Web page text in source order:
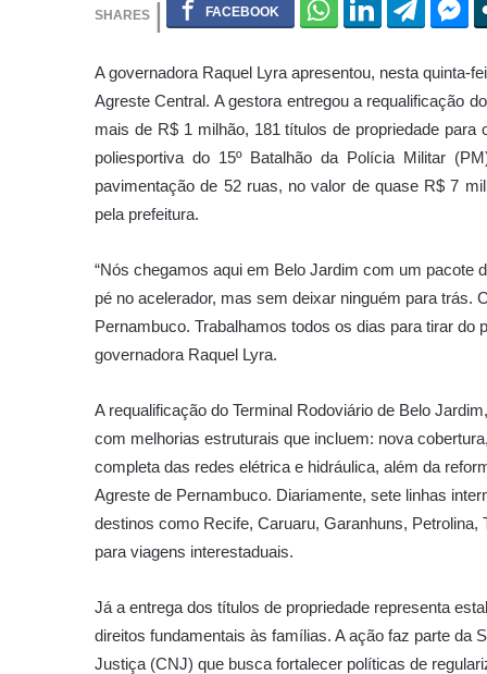
A governadora Raquel Lyra apresentou, nesta quinta-
Agreste Central. A gestora entregou a requalificação
mais de R$ 1 milhão, 181 títulos de propriedade
poliesportiva do 15º Batalhão da Polícia Militar
pavimentação de 52 ruas, no valor de quase R$ 7
pela prefeitura.
“Nós chegamos aqui em Belo Jardim com um
pé no acelerador, mas sem deixar ninguém para trás.
Pernambuco. Trabalhamos todos os dias para tirar
governadora Raquel Lyra.
A requalificação do Terminal Rodoviário de Belo
com melhorias estruturais que incluem: nova
completa das redes elétrica e hidráulica, além da
Agreste de Pernambuco. Diariamente, sete linhas
destinos como Recife, Caruaru, Garanhuns,
para viagens interestaduais.
Já a entrega dos títulos de propriedade representa
direitos fundamentais às famílias. A ação faz parte da
Justiça (CNJ) que busca fortalecer políticas de